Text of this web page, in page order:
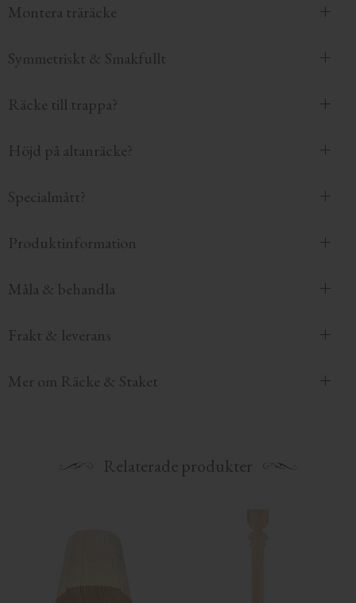
Montera träräcke
Symmetriskt & Smakfullt
Räcke till trappa?
Höjd på altanräcke?
Specialmått?
Produktinformation
Måla & behandla
Frakt & leverans
Mer om Räcke & Staket
Relaterade produkter